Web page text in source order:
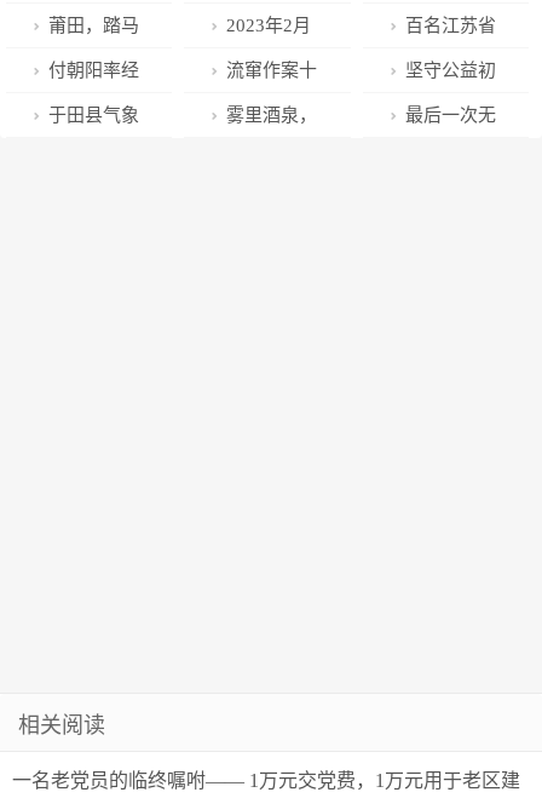
采 | 全国政协
委员、文山州
政协副主席侯
笔，绘就最美
“春耕图”！
备！一套很哇
塞的开学装
备！
莆田，踏马
迎春闹元宵
2023年2月
14日，一起早
读云南！
百名江苏省
第二批教育部
“组团式”援疆
付朝阳率经
贸代表团在印
流窜作案十
余起，陈某、
坚守公益初
心 践行社会责
于田县气象 雾里酒泉， 最后一次无
相关阅读
一名老党员的临终嘱咐—— 1万元交党费，1万元用于老区建